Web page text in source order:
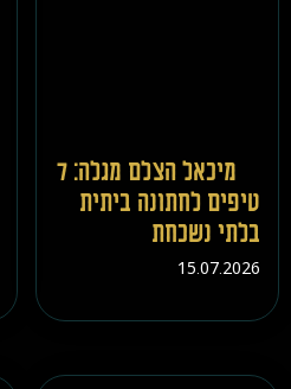
מיכאל הצלם מגלה: 7
טיפים לחתונה ביתית
בלתי נשכחת
15.07.2026